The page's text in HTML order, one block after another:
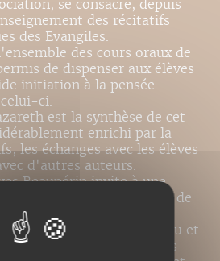
se consacre, depuis
des récitatifs
des Evangiles.
des cours oraux de
de dispenser aux élèves
initiation à la pensée
ci.
est la synthèse de cet
enrichi par la
les échanges avec les élèves
d'autres auteurs.
Beaupérin invite à une
globalité de la Parole de
entre Parole de Dieu et
décrit les structures